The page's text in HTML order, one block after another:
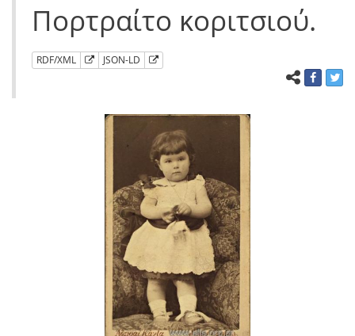
Πορτραίτο κοριτσιού.
RDF/XML JSON-LD